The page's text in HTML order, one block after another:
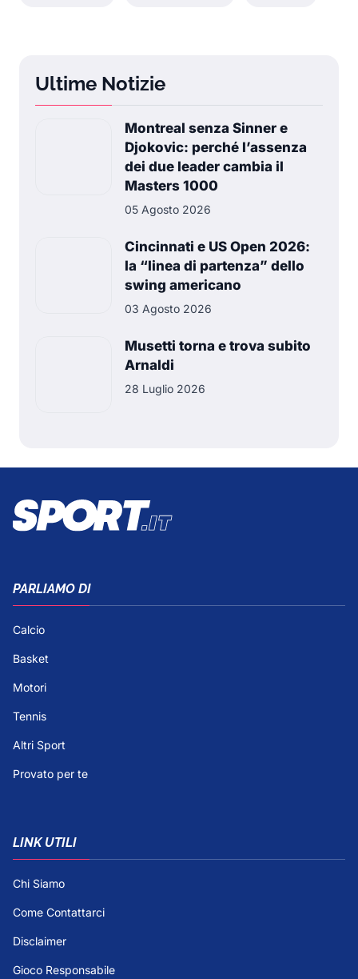
Ultime Notizie
Montreal senza Sinner e
Djokovic: perché l’assenza
dei due leader cambia il
Masters 1000
05 Agosto 2026
Cincinnati e US Open 2026:
la “linea di partenza” dello
swing americano
03 Agosto 2026
Musetti torna e trova subito
Arnaldi
28 Luglio 2026
PARLIAMO DI
Calcio
Basket
Motori
Tennis
Altri Sport
Provato per te
LINK UTILI
Chi Siamo
Come Contattarci
Disclaimer
Gioco Responsabile